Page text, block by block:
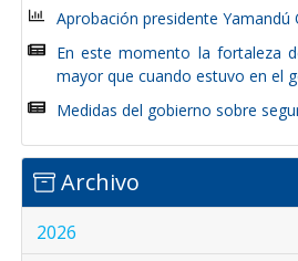
Aprobación presidente Yamandú
En este momento la fortaleza
mayor que cuando estuvo en el
Medidas del gobierno sobre
Archivo
2026